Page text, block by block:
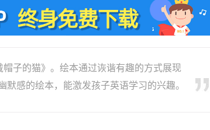
子的猫》。绘本通过诙谐有趣的方式展现
默感的绘本，能激发孩子英语学习的兴趣。